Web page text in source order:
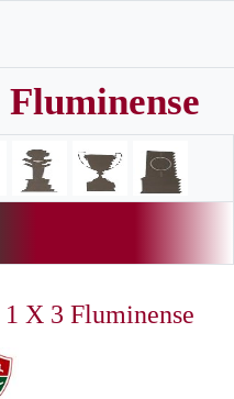
X 3 Fluminense